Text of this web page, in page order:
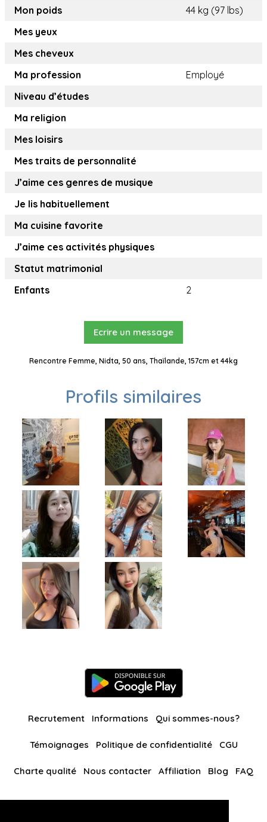
Mon poids
44 kg (97 lbs)
Mes yeux
Mes cheveux
Ma profession
Employé
Niveau d’études
Ma religion
Mes loisirs
Mes traits de personnalité
J’aime ces genres de musique
Je lis habituellement
Ma cuisine favorite
J’aime ces activités physiques
Statut matrimonial
Enfants
2
Ecrire un message
Rencontre Femme, Nidta, 50 ans, Thaïlande, 157cm et 44kg
Profils similaires
Recrutement Informations Qui sommes-nous?
Témoignages Politique de confidentialité CGU
Charte qualité Nous contacter Affiliation Blog FAQ